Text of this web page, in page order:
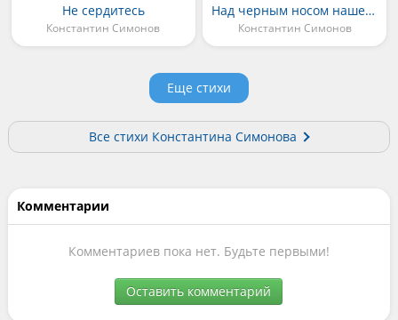
Не сердитесь
Константин Симонов
Над черным носом нашей субмарины
Константин Симонов
Еще стихи
Все стихи Константина Симонова
Комментарии
Комментариев пока нет. Будьте первыми!
Оставить комментарий